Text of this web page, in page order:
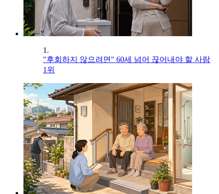
1.
"후회하지 않으려면" 60세 넘어 끊어내야 할 사람
1위